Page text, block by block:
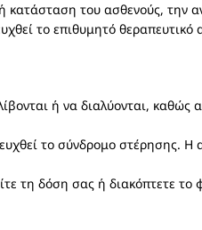
κατάσταση του ασθενούς, την
το επιθυμητό θεραπευτικό
ή να διαλύονται, καθώς
το σύνδρομο στέρησης.
τη δόση σας ή διακόπτετε